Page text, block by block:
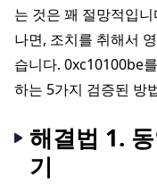
는 것은 꽤 절망적입
나면, 조치를 취해서
습니다. 0xc10100be
하는 5가지 검증된 방
해결법 1.
기